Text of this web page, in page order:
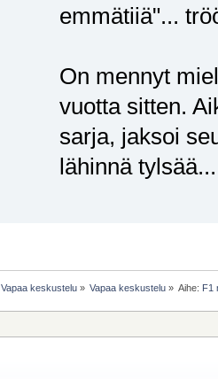
emmätiiä"...
On mennyt
vuotta sitten.
sarja, jaksoi
lähinnä tylsää...
Vapaa keskustelu» Vapaa keskustelu» Aihe: F1